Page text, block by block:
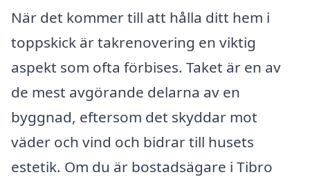
När det kommer till att hålla ditt hem i
toppskick är takrenovering en viktig
aspekt som ofta förbises. Taket är en av
de mest avgörande delarna av en
byggnad, eftersom det skyddar mot
väder och vind och bidrar till husets
estetik. Om du är bostadsägare i Tibro